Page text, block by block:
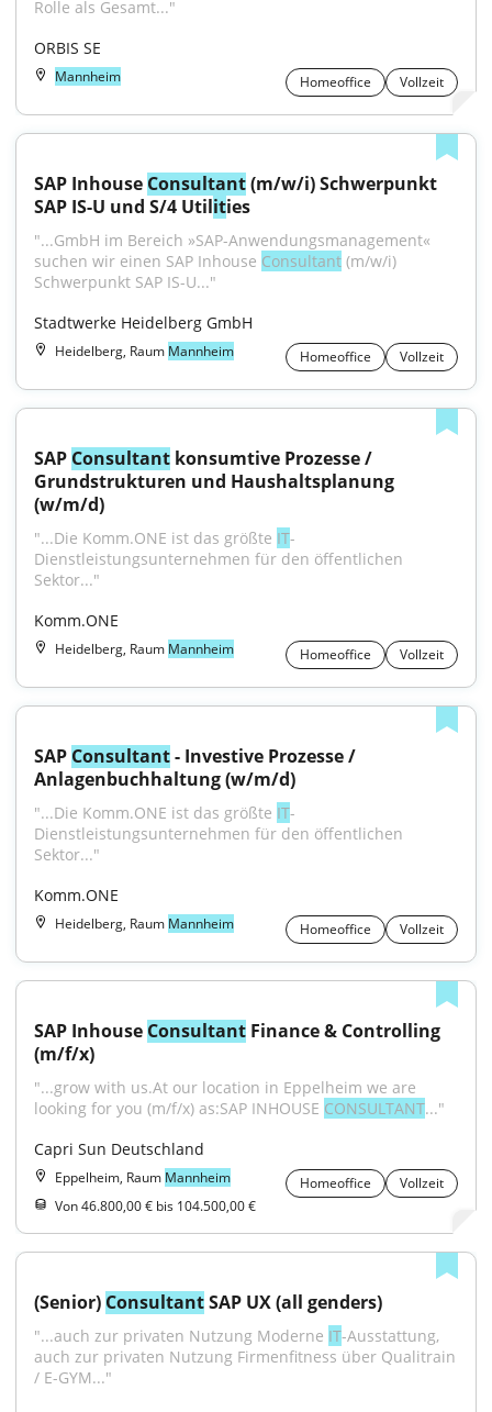
Rolle als Gesamt..."
ORBIS SE
Mannheim Homeoffice Vollzeit
SAP Inhouse Consultant (m/w/i) Schwerpunkt
SAP IS-U und S/4 Utilities
"...GmbH im Bereich »SAP-Anwendungsmanagement«
suchen wir einen SAP Inhouse Consultant (m/w/i)
Schwerpunkt SAP IS-U..."
Stadtwerke Heidelberg GmbH
Heidelberg, Raum Mannheim Homeoffice Vollzeit
SAP Consultant konsumtive Prozesse /
Grundstrukturen und Haushaltsplanung
(w/m/d)
"...Die Komm.ONE ist das größte IT-
Dienstleistungsunternehmen für den öffentlichen
Sektor..."
Komm.ONE
Heidelberg, Raum Mannheim Homeoffice Vollzeit
SAP Consultant - Investive Prozesse /
Anlagenbuchhaltung (w/m/d)
"...Die Komm.ONE ist das größte IT-
Dienstleistungsunternehmen für den öffentlichen
Sektor..."
Komm.ONE
Heidelberg, Raum Mannheim Homeoffice Vollzeit
SAP Inhouse Consultant Finance & Controlling
(m/f/x)
"...grow with us.At our location in Eppelheim we are
looking for you (m/f/x) as:SAP INHOUSE CONSULTANT..."
Capri Sun Deutschland
Eppelheim, Raum Mannheim Homeoffice
Vollzeit
Von 46.800,00 € bis 104.500,00 €
(Senior) Consultant SAP UX (all genders)
"...auch zur privaten Nutzung Moderne IT-Ausstattung,
auch zur privaten Nutzung Firmenfitness über Qualitrain
/ E-GYM..."